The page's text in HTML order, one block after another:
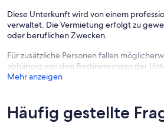
Diese Unterkunft wird von einem
verwaltet. Die Vermietung erfolgt zu
oder beruflichen Zwecken.
Für zusätzliche Personen fallen
abhängig von den Bestimmungen der
Mehr anzeigen
Häufig gestellte